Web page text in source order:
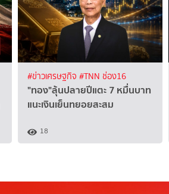
#ข่าวเศรษฐกิจ #TNN ช่อง16
"ทอง"ลุ้นปลายปีแตะ 7 หมื่นบาท
แนะเงินเย็นทยอยสะสม
18